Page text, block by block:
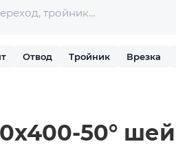
Отвод Тройник Врезка
50°